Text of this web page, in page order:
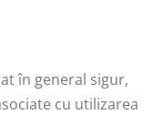
în general sigur,
cu utilizarea